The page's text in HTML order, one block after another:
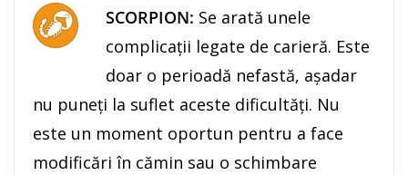
SCORPION: Se arată unele
complicaţii legate de carieră. Este
doar o perioadă nefastă, aşadar
nu puneţi la suflet aceste dificultăţi. Nu
este un moment oportun pentru a face
modificări în cămin sau o schimbare